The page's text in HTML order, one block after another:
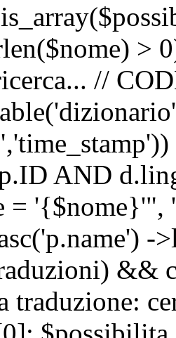
>
//
AND
= '{$nome}'",
&&
traduzione: